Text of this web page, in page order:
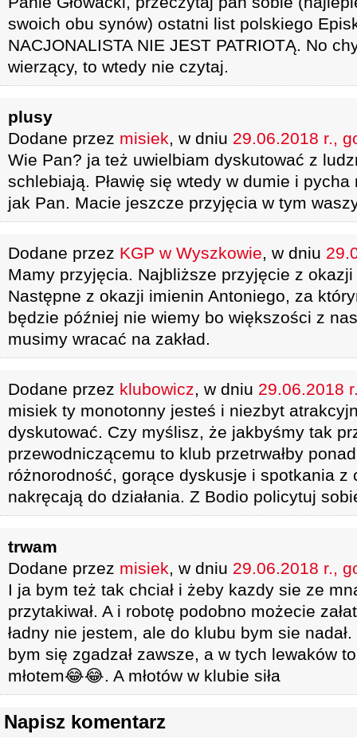
swoich obu synów) ostatni list polskiego
NACJONALISTA NIE JEST PATRIOTĄ. No
wierzący, to wtedy nie czytaj.
plusy
Dodane przez misiek, w dniu 29.06.2018 r.,
Wie Pan? ja też uwielbiam dyskutować z
schlebiają. Pławię się wtedy w dumie i pycha
jak Pan. Macie jeszcze przyjęcia w tym
Dodane przez KGP w Wyszkowie, w dniu
Mamy przyjęcia. Najbliższe przyjęcie z
Następne z okazji imienin Antoniego, za
będzie później nie wiemy bo większości z
musimy wracać na zakład.
Dodane przez klubowicz, w dniu 29.06.2018
misiek ty monotonny jesteś i niezbyt
dyskutować. Czy myślisz, że jakbyśmy tak
przewodniczącemu to klub przetrwałby
różnorodność, gorące dyskusje i spotkania z
nakręcają do działania. Z Bodio policytuj
trwam
Dodane przez misiek, w dniu 29.06.2018 r.,
I ja bym też tak chciał i żeby kazdy sie ze
przytakiwał. A i robotę podobno możecie
ładny nie jestem, ale do klubu bym sie
bym się zgadzał zawsze, a w tych lewaków
młotem😂😂. A młotów w klubie siła
Napisz komentarz